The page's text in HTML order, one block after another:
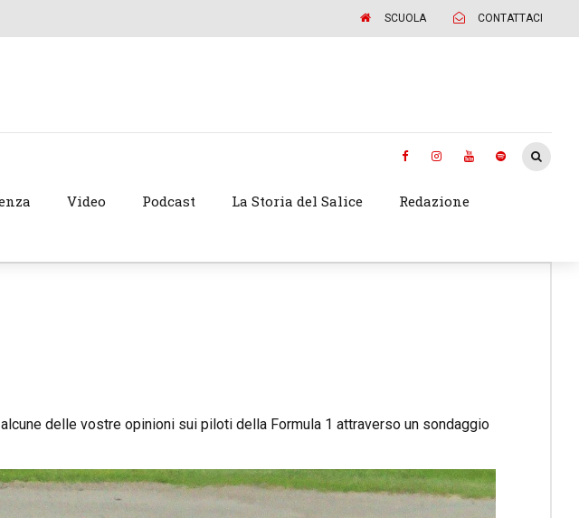
SCUOLA CONTATTACI
Video Podcast La Storia del Salice Redazione
delle vostre opinioni sui piloti della Formula 1 attraverso un sondaggio